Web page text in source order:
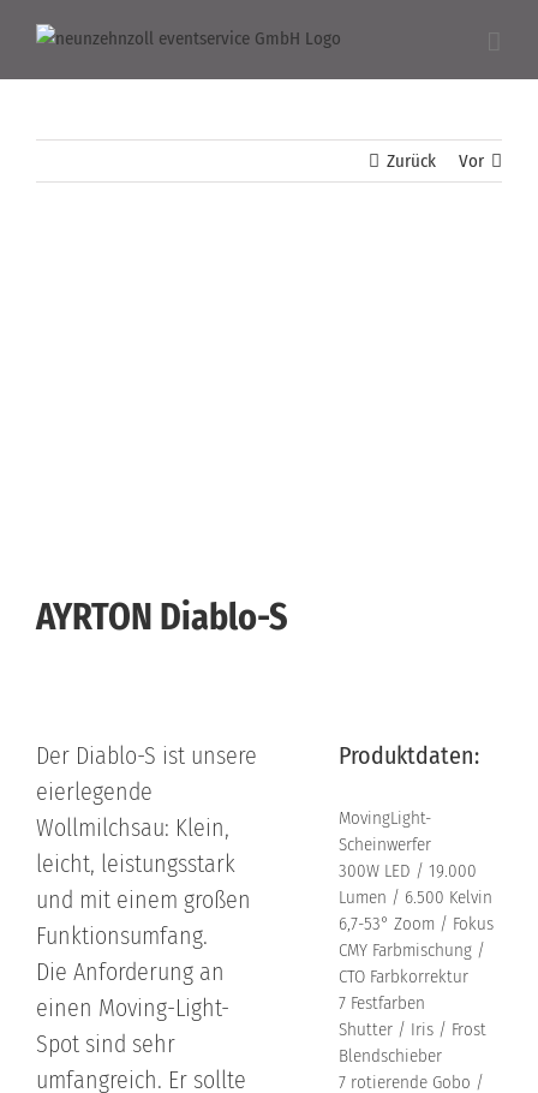
Inhalt
Zurück Vor
AYRTON Diablo-S
Der Diablo-S ist unsere
eierlegende
Wollmilchsau: Klein,
leicht, leistungsstark
und mit einem großen
Funktionsumfang.
Die Anforderung an
einen Moving-Light-
Spot sind sehr
umfangreich. Er sollte
Produktdaten:
MovingLight-
Scheinwerfer
300W LED / 19.000
Lumen / 6.500 Kelvin
6,7-53° Zoom / Fokus
CMY Farbmischung /
CTO Farbkorrektur
7 Festfarben
Shutter / Iris / Frost
Blendschieber
7 rotierende Gobo /